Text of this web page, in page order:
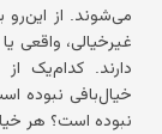
می‌شوند. از این‌رو
غیرخیالی،
دارند. کدام‌یک
خیال‌بافی نبوده
نبوده است؟ هر